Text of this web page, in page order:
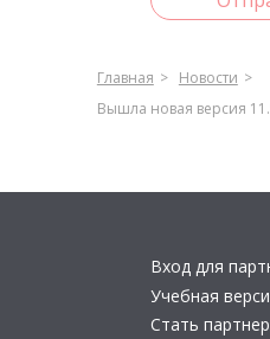
Главная
Новости
Вышла новая версия
Вход для
Учебная
Стать